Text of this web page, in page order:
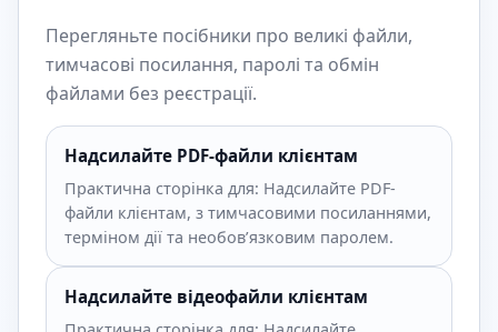
Перегляньте посібники про великі файли,
тимчасові посилання, паролі та обмін
файлами без реєстрації.
Надсилайте PDF-файли клієнтам
Практична сторінка для: Надсилайте PDF-
файли клієнтам, з тимчасовими посиланнями,
терміном дії та необов’язковим паролем.
Надсилайте відеофайли клієнтам